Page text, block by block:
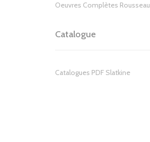
Oeuvres Complètes Rousseau
Catalogue
Catalogues PDF Slatkine